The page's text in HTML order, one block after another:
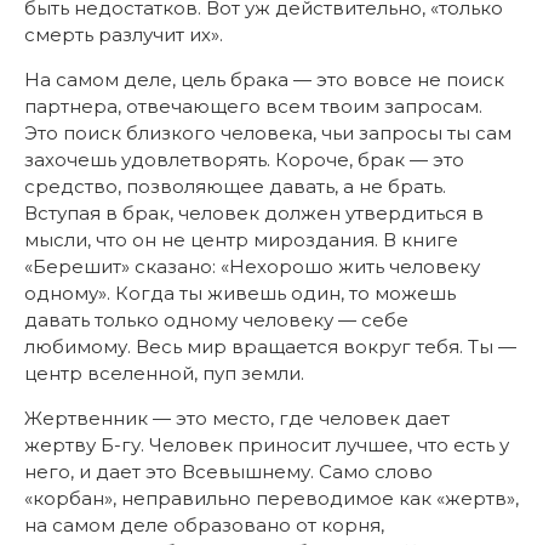
быть недостатков. Вот уж действительно, «только
смерть разлучит их».
На самом деле, цель брака — это вовсе не поиск
партнера, отвечающего всем твоим запросам.
Это поиск близкого человека, чьи запросы ты сам
захочешь удовлетворять. Короче, брак — это
средство, позволяющее давать, а не брать.
Вступая в брак, человек должен утвердиться в
мысли, что он не центр мироздания. В книге
«Берешит» сказано: «Нехорошо жить человеку
одному». Когда ты живешь один, то можешь
давать только одному человеку — себе
любимому. Весь мир вращается вокруг тебя. Ты —
центр вселенной, пуп земли.
Жертвенник — это место, где человек дает
жертву Б-гу. Человек приносит лучшее, что есть у
него, и дает это Всевышнему. Само слово
«корбан», неправильно переводимое как «жертв»,
на самом деле образовано от корня,